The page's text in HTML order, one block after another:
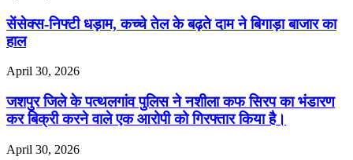
सेंसेक्स-निफ्टी धड़ाम, कच्चे तेल के बढ़ते दाम ने बिगाड़ा बाजार का
हाल
April 30, 2026
जशपुर जिले के पत्थलगांव पुलिस ने नशीला कफ सिरप का भंडारण
कर बिक्री करने वाले एक आरोपी को गिरफ्तार किया है।
April 30, 2026